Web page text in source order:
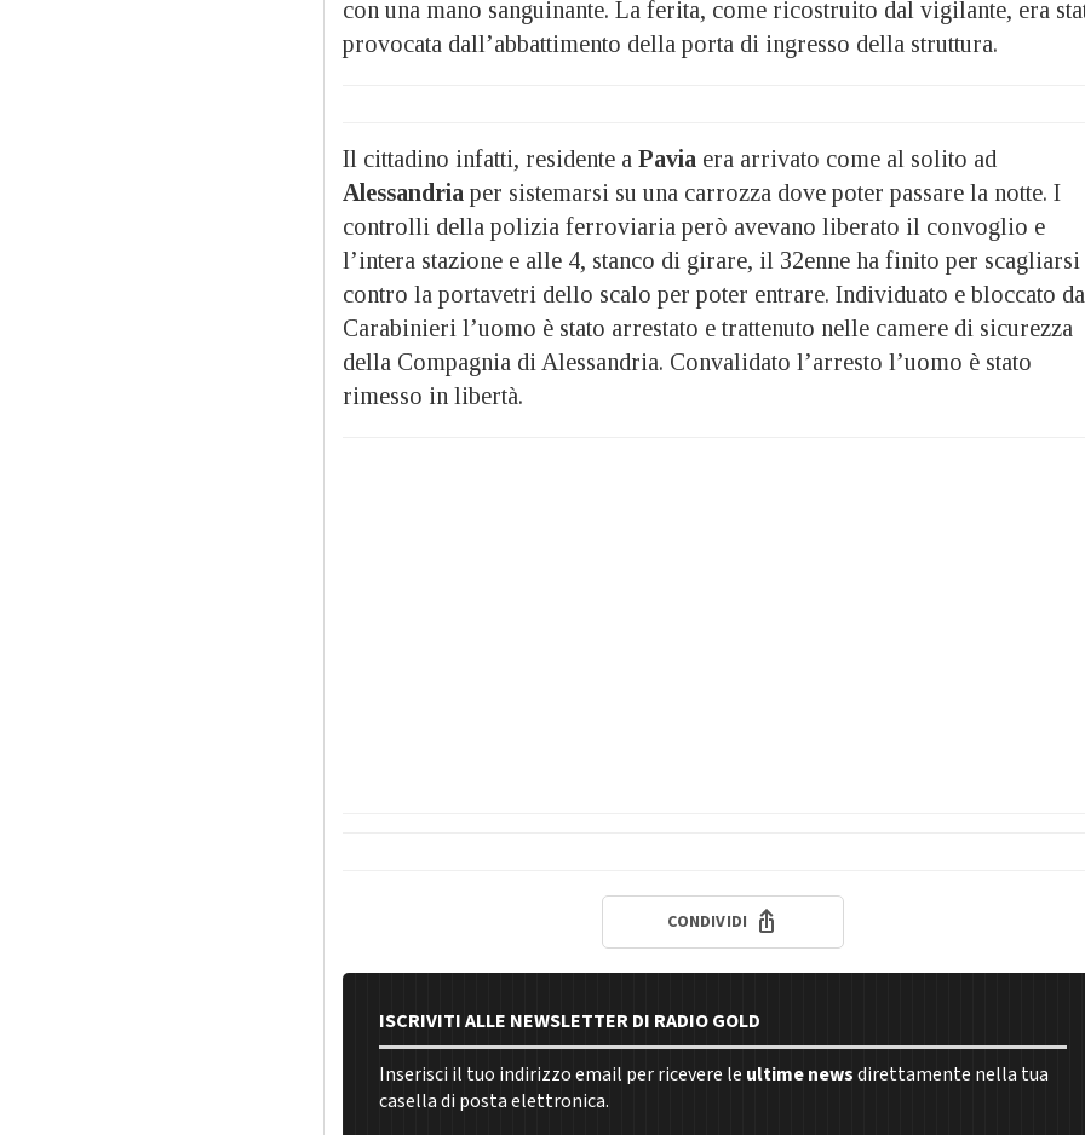
con una mano sanguinante. La ferita, come ricostruito dal vigilante, era
provocata dall’abbattimento della porta di ingresso della struttura.
Il cittadino infatti, residente a Pavia era arrivato come al solito ad
Alessandria per sistemarsi su una carrozza dove poter passare la notte. I
controlli della polizia ferroviaria però avevano liberato il convoglio e
l’intera stazione e alle 4, stanco di girare, il 32enne ha finito per scagliarsi
contro la portavetri dello scalo per poter entrare. Individuato e bloccato
Carabinieri l’uomo è stato arrestato e trattenuto nelle camere di sicurezza
della Compagnia di Alessandria. Convalidato l’arresto l’uomo è stato
rimesso in libertà.
CONDIVIDI
ISCRIVITI ALLE NEWSLETTER DI RADIO GOLD
Inserisci il tuo indirizzo email per ricevere le ultime newsdirettamente nella tua
casella di posta elettronica.